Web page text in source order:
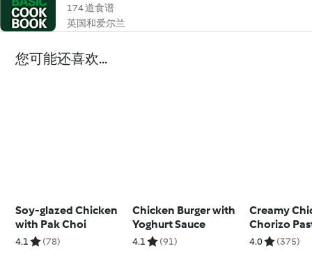
174 道食谱
英国和爱尔兰
您可能还喜欢...
Soy-glazed Chicken
with Pak Choi
4.1 (78)
Chicken Burger with
Yoghurt Sauce
4.1 (91)
Creamy
Chorizo
4.0 (375)